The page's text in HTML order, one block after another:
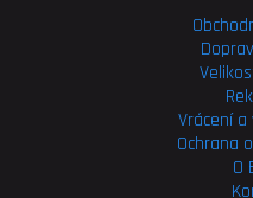
Vrácení
Ochrana
O